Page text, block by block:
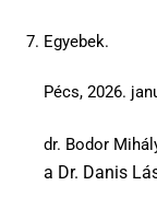
Egyebek.
Pécs, 2026.
dr. Bodor
a Dr. Danis